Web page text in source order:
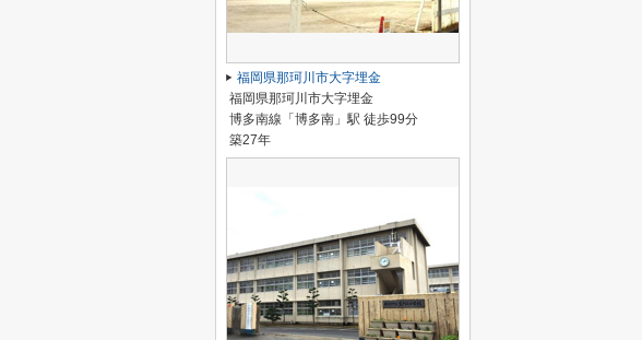
福岡県那珂川市大字埋金
福岡県那珂川市大字埋金
博多南線「博多南」駅 徒歩99分
築27年